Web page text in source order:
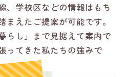
、学校区などの情報はもち
まえたご提案が可能です。
らし」まで見据えて案内で
ってきた私たちの強みで